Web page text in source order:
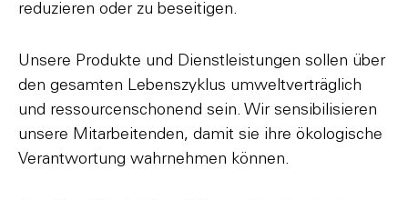
reduzieren oder zu beseitigen.
Unsere Produkte und Dienstleistungen sollen über
den gesamten Lebenszyklus umweltverträglich
und ressourcenschonend sein. Wir sensibilisieren
unsere Mitarbeitenden, damit sie ihre ökologische
Verantwortung wahrnehmen können.